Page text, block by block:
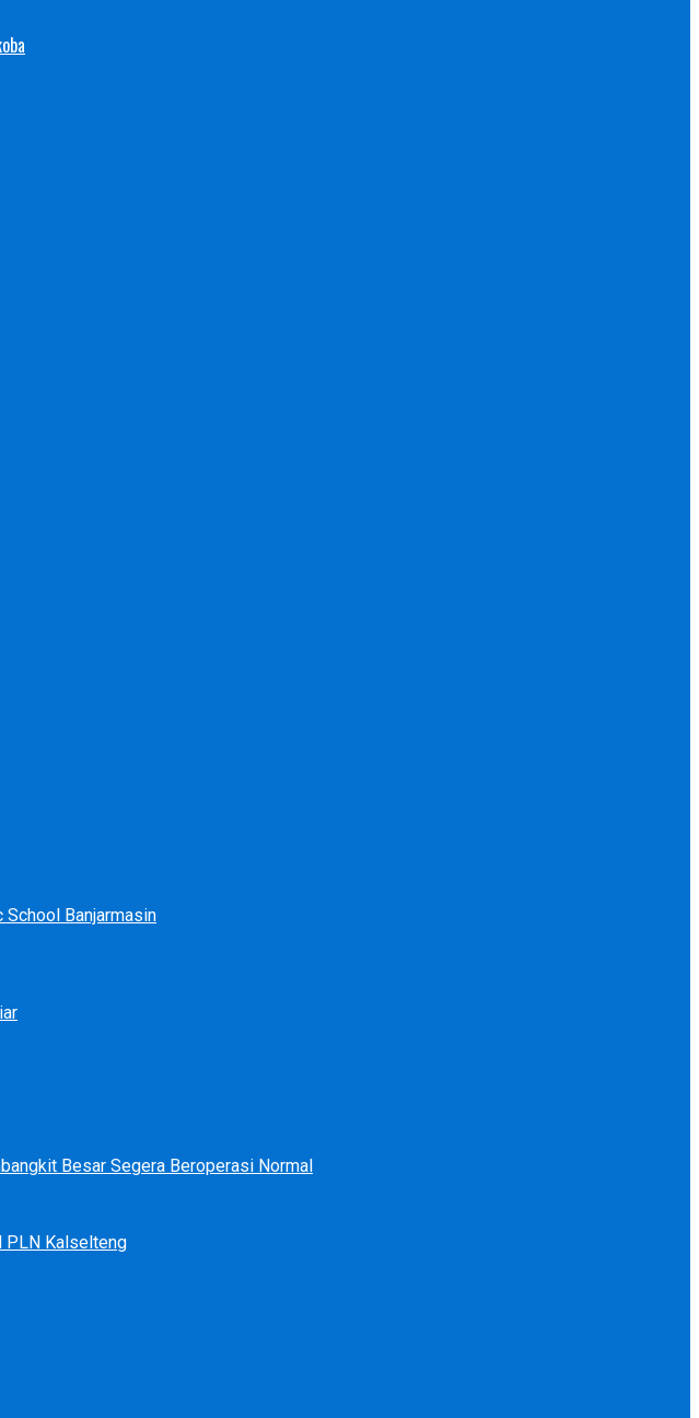
Banjarmasin
Besar Segera Beroperasi Normal
PLN Kalselteng